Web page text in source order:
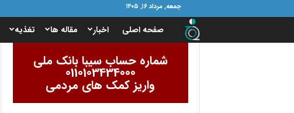
جمعه, مرداد ۱۶, ۱۴۰۵
ا
صفحه اصلی اخبار مقاله ها تغذیه
شماره حساب سیبا بانک ملی
0110103434000
واریز کمک های مردمی